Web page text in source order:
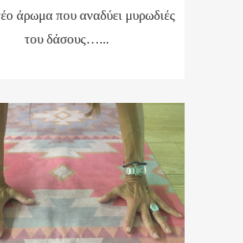
άρωμα που αναδύει μυρωδιές
του δάσους…...